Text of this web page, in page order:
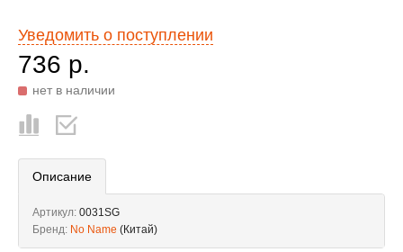
Уведомить о поступлении
736 р.
нет в наличии
Описание
Артикул: 0031SG
Бренд: No Name (Китай)